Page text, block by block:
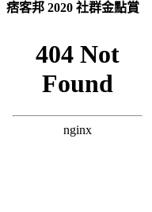
痞客邦 2020 社群金點賞